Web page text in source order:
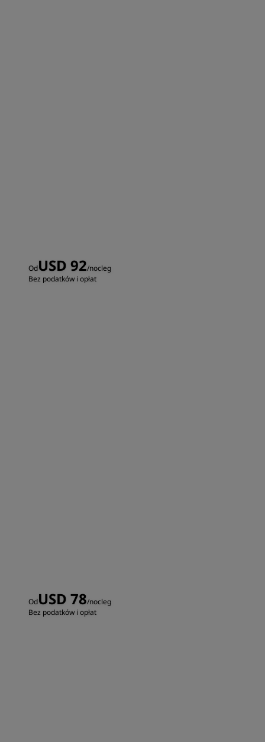
OdUSD 92/nocleg
Bez podatków i opłat
OdUSD 78/nocleg
Bez podatków i opłat